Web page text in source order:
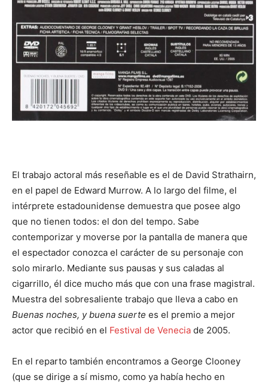
El trabajo actoral más reseñable es el de David Strathairn,
en el papel de Edward Murrow. A lo largo del filme, el
intérprete estadounidense demuestra que posee algo
que no tienen todos: el don del tempo. Sabe
contemporizar y moverse por la pantalla de manera que
el espectador conozca el carácter de su personaje con
solo mirarlo. Mediante sus pausas y sus caladas al
cigarrillo, él dice mucho más que con una frase magistral.
Muestra del sobresaliente trabajo que lleva a cabo en
Buenas noches, y buena suerte es el premio a mejor
actor que recibió en el Festival de Venecia de 2005.
En el reparto también encontramos a George Clooney
(que se dirige a sí mismo, como ya había hecho en